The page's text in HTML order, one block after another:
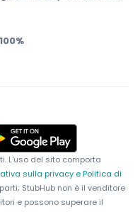
L'uso del sito comporta
sulla privacy e Politica di
StubHub non è il venditore
e possono superare il